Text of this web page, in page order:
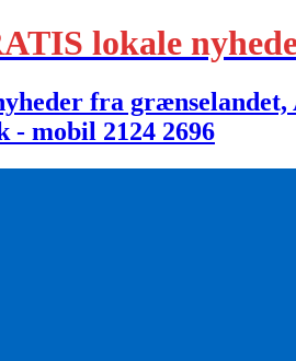
lokale
fra grænselandet,
- mobil 2124 2696